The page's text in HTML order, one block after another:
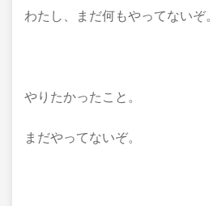
わたし、まだ何もやってないぞ。
やりたかったこと。
まだやってないぞ。